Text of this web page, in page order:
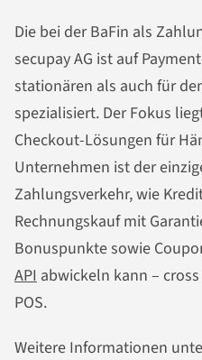
Die bei der BaFin als
secupay AG ist auf
stationären als auch für
spezialisiert. Der Fokus
Checkout-Lösungen für
Unternehmen ist der
Zahlungsverkehr, wie
Rechnungskauf mit
Bonuspunkte sowie
API abwickeln kann –
POS.
Weitere Informationen